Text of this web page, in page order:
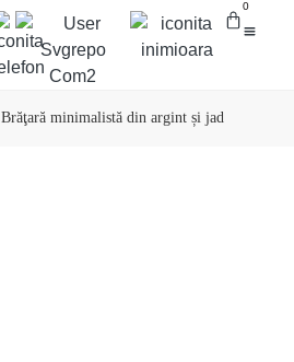
0
Brăţară minimalistă din argint și jad